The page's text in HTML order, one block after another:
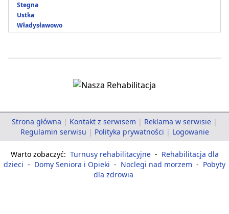
Stegna
Ustka
Władysławowo
Strona główna | Kontakt z serwisem | Reklama w serwisie |
Regulamin serwisu | Polityka prywatności | Logowanie
Warto zobaczyć: Turnusy rehabilitacyjne - Rehabilitacja dla
dzieci - Domy Seniora i Opieki - Noclegi nad morzem - Pobyty
dla zdrowia